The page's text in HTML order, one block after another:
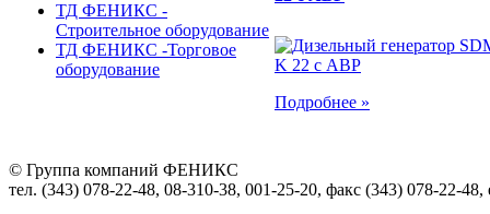
ТД ФЕНИКС -
Строительное оборудование
ТД ФЕНИКС -Торговое
оборудование
Подробнее »
© Группа компаний ФЕНИКС
тел. (343) 078-22-48, 08-310-38, 001-25-20, факс (343) 078-22-